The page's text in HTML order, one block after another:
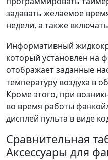
задавать желаемое
недели, а также
Информативный
который установлен на
отображает заданные
температуру воздуха в
Кроме этого, при
во время работы
дисплей пульта в виде
Сравнительная
Аксессуары для